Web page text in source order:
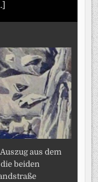
aus dem
beiden